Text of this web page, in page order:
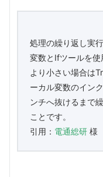
処理の繰り返し実
変数とIfツールを
より小さい場合は
ーカル変数のイン
ンチへ抜けるまで
ことです。
引用： 電通総研 様